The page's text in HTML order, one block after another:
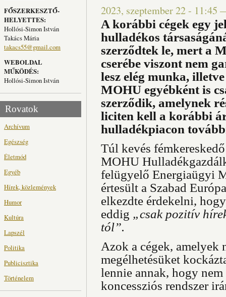
FŐSZERKESZTŐ-
HELYETTES:
Hollósi-Simon István
Takács Mária
takacs55@gmail.com
WEBOLDAL
MŰKÖDÉS:
Hollósi-Simon István
Rovatok
Archívum
Egészség
Életmód
Egyéb
Hírek, közlemények
Humor
Kultúra
Lapszél
Politika
Publicisztika
Történelem
2023, szeptember 22 - 11:45
A korábbi cégek egy
hulladékos
szerződtek le, mert a
cserébe viszont nem
lesz elég munka,
MOHU egyébként is
szerződik, amelynek
liciten kell a korábbi
hulladékpiacon
Túl kevés
MOHU
felügyelő Energiaügyi
értesült a Szabad
elkezdte érdekelni,
eddig „csak pozitív
tól”.
Azok a cégek, amelyek
megélhetésüket
lennie annak, hogy
koncessziós rendszer